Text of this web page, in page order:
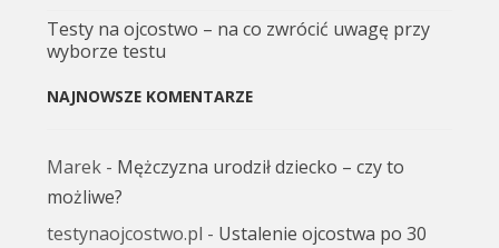
Testy na ojcostwo – na co zwrócić uwagę przy
wyborze testu
NAJNOWSZE KOMENTARZE
Marek - Mężczyzna urodził dziecko – czy to
możliwe?
testynaojcostwo.pl - Ustalenie ojcostwa po 30